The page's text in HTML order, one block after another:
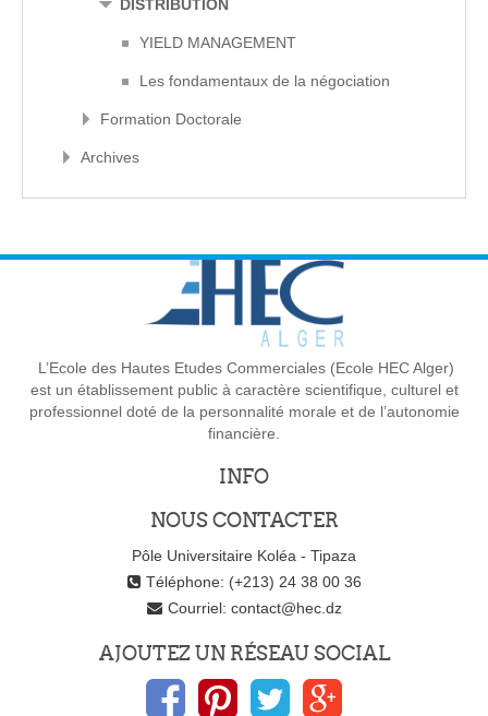
DISTRIBUTION
YIELD MANAGEMENT
Les fondamentaux de la négociation
Formation Doctorale
Archives
L’Ecole des Hautes Etudes Commerciales (Ecole HEC Alger)
est un établissement public à caractère scientifique, culturel et
professionnel doté de la personnalité morale et de l’autonomie
financière.
INFO
NOUS CONTACTER
Pôle Universitaire Koléa - Tipaza
Téléphone: (+213) 24 38 00 36
Courriel: contact@hec.dz
AJOUTEZ UN RÉSEAU SOCIAL